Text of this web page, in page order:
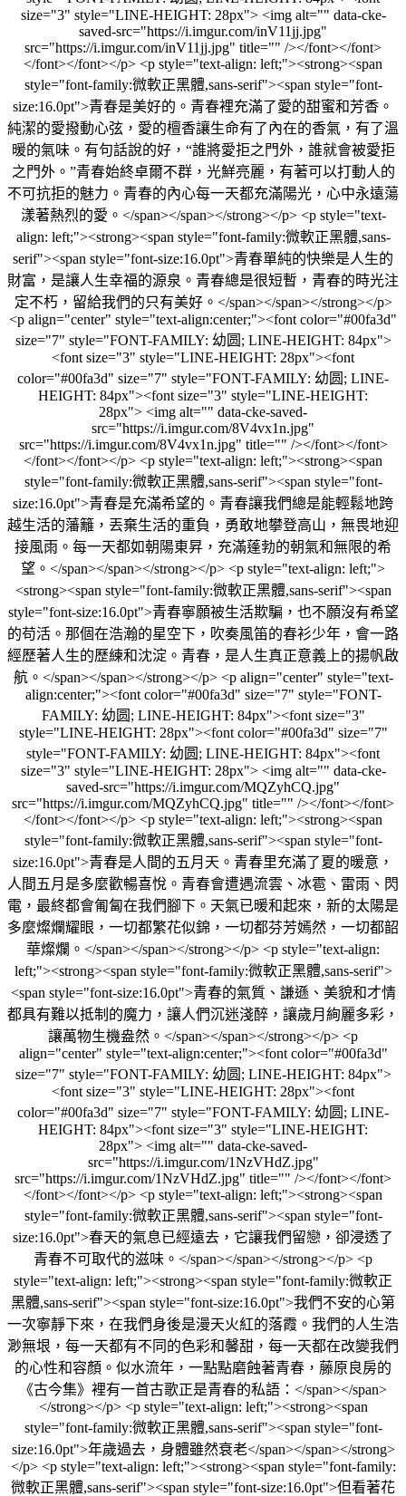
size="3" style="LINE-HEIGHT: 28px"> <img alt="" data-cke-
saved-src="https://i.imgur.com/inV11jj.jpg"
src="https://i.imgur.com/inV11jj.jpg" title="" /></font></font>
</font></font></p> <p style="text-align: left;"><strong><span
style="font-family:微軟正黑體,sans-serif"><span style="font-
size:16.0pt">青春是美好的。青春裡充滿了愛的甜蜜和芳香。
純潔的愛撥動心弦，愛的檀香讓生命有了內在的香氣，有了溫
暖的氣味。有句話說的好，“誰將愛拒之門外，誰就會被愛拒
之門外。”青春始終卓爾不群，光鮮亮麗，有著可以打動人的
不可抗拒的魅力。青春的內心每一天都充滿陽光，心中永遠蕩
漾著熱烈的愛。</span></span></strong></p> <p style="text-
align: left;"><strong><span style="font-family:微軟正黑體,sans-
serif"><span style="font-size:16.0pt">青春單純的快樂是人生的
財富，是讓人生幸福的源泉。青春總是很短暫，青春的時光注
定不朽，留給我們的只有美好。</span></span></strong></p>
<p align="center" style="text-align:center;"><font color="#00fa3d"
size="7" style="FONT-FAMILY: 幼圆; LINE-HEIGHT: 84px">
<font size="3" style="LINE-HEIGHT: 28px"><font
color="#00fa3d" size="7" style="FONT-FAMILY: 幼圆; LINE-
HEIGHT: 84px"><font size="3" style="LINE-HEIGHT:
28px"> <img alt="" data-cke-saved-
src="https://i.imgur.com/8V4vx1n.jpg"
src="https://i.imgur.com/8V4vx1n.jpg" title="" /></font></font>
</font></font></p> <p style="text-align: left;"><strong><span
style="font-family:微軟正黑體,sans-serif"><span style="font-
size:16.0pt">青春是充滿希望的。青春讓我們總是能輕鬆地跨
越生活的藩籬，丟棄生活的重負，勇敢地攀登高山，無畏地迎
接風雨。每一天都如朝陽東昇，充滿蓬勃的朝氣和無限的希
望。</span></span></strong></p> <p style="text-align: left;">
<strong><span style="font-family:微軟正黑體,sans-serif"><span
style="font-size:16.0pt">青春寧願被生活欺騙，也不願沒有希望
的苟活。那個在浩瀚的星空下，吹奏風笛的春衫少年，會一路
經歷著人生的歷練和沈淀。青春，是人生真正意義上的揚帆啟
航。</span></span></strong></p> <p align="center" style="text-
align:center;"><font color="#00fa3d" size="7" style="FONT-
FAMILY: 幼圆; LINE-HEIGHT: 84px"><font size="3"
style="LINE-HEIGHT: 28px"><font color="#00fa3d" size="7"
style="FONT-FAMILY: 幼圆; LINE-HEIGHT: 84px"><font
size="3" style="LINE-HEIGHT: 28px"> <img alt="" data-cke-
saved-src="https://i.imgur.com/MQZyhCQ.jpg"
src="https://i.imgur.com/MQZyhCQ.jpg" title="" /></font></font>
</font></font></p> <p style="text-align: left;"><strong><span
style="font-family:微軟正黑體,sans-serif"><span style="font-
size:16.0pt">青春是人間的五月天。青春里充滿了夏的暖意，
人間五月是多麼歡暢喜悅。青春會遭遇流雲、冰雹、雷雨、閃
電，最終都會匍匐在我們腳下。天氣已暖和起來，新的太陽是
多麼燦爛耀眼，一切都繁花似錦，一切都芬芳嫣然，一切都韶
華燦爛。</span></span></strong></p> <p style="text-align:
left;"><strong><span style="font-family:微軟正黑體,sans-serif">
<span style="font-size:16.0pt">青春的氣質、謙遜、美貌和才情
都具有難以抵制的魔力，讓人們沉迷淺醉，讓歲月絢麗多彩，
讓萬物生機盎然。</span></span></strong></p> <p
align="center" style="text-align:center;"><font color="#00fa3d"
size="7" style="FONT-FAMILY: 幼圆; LINE-HEIGHT: 84px">
<font size="3" style="LINE-HEIGHT: 28px"><font
color="#00fa3d" size="7" style="FONT-FAMILY: 幼圆; LINE-
HEIGHT: 84px"><font size="3" style="LINE-HEIGHT:
28px"> <img alt="" data-cke-saved-
src="https://i.imgur.com/1NzVHdZ.jpg"
src="https://i.imgur.com/1NzVHdZ.jpg" title="" /></font></font>
</font></font></p> <p style="text-align: left;"><strong><span
style="font-family:微軟正黑體,sans-serif"><span style="font-
size:16.0pt">春天的氣息已經遠去，它讓我們留戀，卻浸透了
青春不可取代的滋味。</span></span></strong></p> <p
style="text-align: left;"><strong><span style="font-family:微軟正
黑體,sans-serif"><span style="font-size:16.0pt">我們不安的心第
一次寧靜下來，在我們身後是漫天火紅的落霞。我們的人生浩
渺無垠，每一天都有不同的色彩和馨甜，每一天都在改變我們
的心性和容顏。似水流年，一點點磨蝕著青春，藤原良房的
《古今集》裡有一首古歌正是青春的私語：</span></span>
</strong></p> <p style="text-align: left;"><strong><span
style="font-family:微軟正黑體,sans-serif"><span style="font-
size:16.0pt">年歲過去，身體雖然衰老</span></span></strong>
</p> <p style="text-align: left;"><strong><span style="font-family:
微軟正黑體,sans-serif"><span style="font-size:16.0pt">但看著花